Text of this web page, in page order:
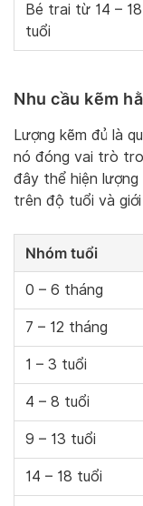
Bé trai từ 14 – 18
tuổi
Nhu cầu kẽm
Lượng kẽm đủ là
nó đóng vai trò
đây thể hiện lượng
trên độ tuổi và
Nhóm tuổi
0 – 6 tháng
7 – 12 tháng
1 – 3 tuổi
4 – 8 tuổi
9 – 13 tuổi
14 – 18 tuổi